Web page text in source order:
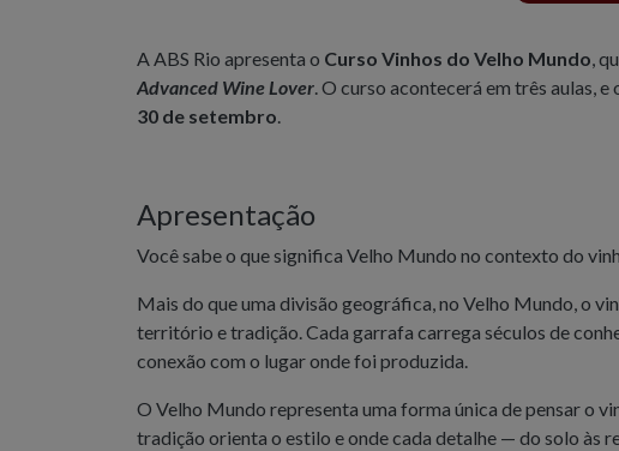
A ABS Rio apresenta o Curso Vinhos do Velho Mundo,
Advanced Wine Lover. O curso acontecerá em três aulas, e
30 de setembro.
Apresentação
Você sabe o que significa Velho Mundo no contexto do
Mais do que uma divisão geográfica, no Velho Mundo, o
território e tradição. Cada garrafa carrega séculos de
conexão com o lugar onde foi produzida.
O Velho Mundo representa uma forma única de pensar o
tradição orienta o estilo e onde cada detalhe — do solo às